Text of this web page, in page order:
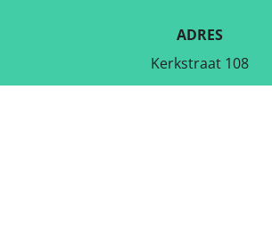
ADRES
Kerkstraat 108
9050 Gentbrugge,